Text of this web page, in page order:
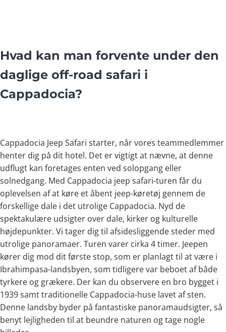
Hvad kan man forvente under den
daglige off-road safari i
Cappadocia?
Cappadocia Jeep Safari starter, når vores teammedlemmer
henter dig på dit hotel. Det er vigtigt at nævne, at denne
udflugt kan foretages enten ved solopgang eller
solnedgang. Med Cappadocia jeep safari-turen får du
oplevelsen af at køre et åbent jeep-køretøj gennem de
forskellige dale i det utrolige Cappadocia. Nyd de
spektakulære udsigter over dale, kirker og kulturelle
højdepunkter. Vi tager dig til afsidesliggende steder med
utrolige panoramaer. Turen varer cirka 4 timer. Jeepen
kører dig mod dit første stop, som er planlagt til at være i
Ibrahimpasa-landsbyen, som tidligere var beboet af både
tyrkere og grækere. Der kan du observere en bro bygget i
1939 samt traditionelle Cappadocia-huse lavet af sten.
Denne landsby byder på fantastiske panoramaudsigter, så
benyt lejligheden til at beundre naturen og tage nogle